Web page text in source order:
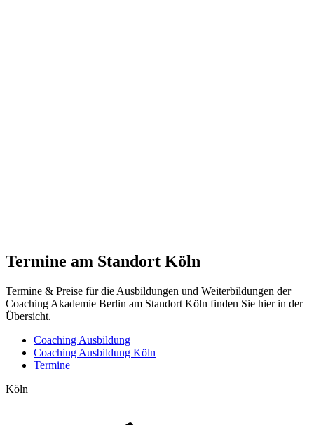
Termine am Standort Köln
Termine & Preise für die Ausbildungen und Weiterbildungen der
Coaching Akademie Berlin am Standort Köln finden Sie hier in der
Übersicht.
Coaching Ausbildung
Coaching Ausbildung Köln
Termine
Köln